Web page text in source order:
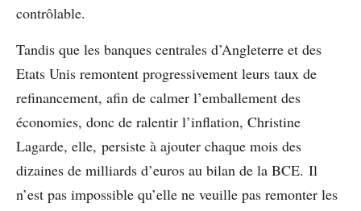
contrôlable.
Tandis que les banques centrales d’Angleterre et des
Etats Unis remontent progressivement leurs taux de
refinancement, afin de calmer l’emballement des
économies, donc de ralentir l’inflation, Christine
Lagarde, elle, persiste à ajouter chaque mois des
dizaines de milliards d’euros au bilan de la BCE. Il
n’est pas impossible qu’elle ne veuille pas remonter les